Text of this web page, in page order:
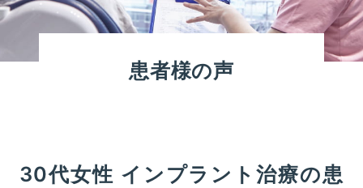
患者様の声
30代女性 インプラント治療の患